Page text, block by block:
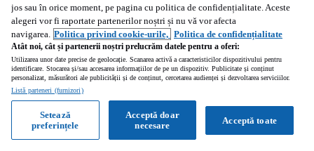
Autoturisme
Agro
Autoutilitare
Camioane
Constructii
Motociclete
Piese
jos sau în orice moment, pe pagina cu politica de confidențialitate. Aceste
alegeri vor fi raportate partenerilor noștri și nu vă vor afecta
navigarea. Politica privind cookie-urile, Politica de confidențialitate
Atât noi, cât și partenerii noștri prelucrăm datele pentru a oferi:
Utilizarea unor date precise de geolocație. Scanarea activă a caracteristicilor dispozitivului pentru
identificare. Stocarea și/sau accesarea informațiilor de pe un dispozitiv. Publicitate și conținut
personalizat, măsurători ale publicității și de conținut, cercetarea audienței și dezvoltarea serviciilor.
Listă parteneri (furnizori)
Acceptă toate
Acceptă doar
necesare
Setează
preferințele